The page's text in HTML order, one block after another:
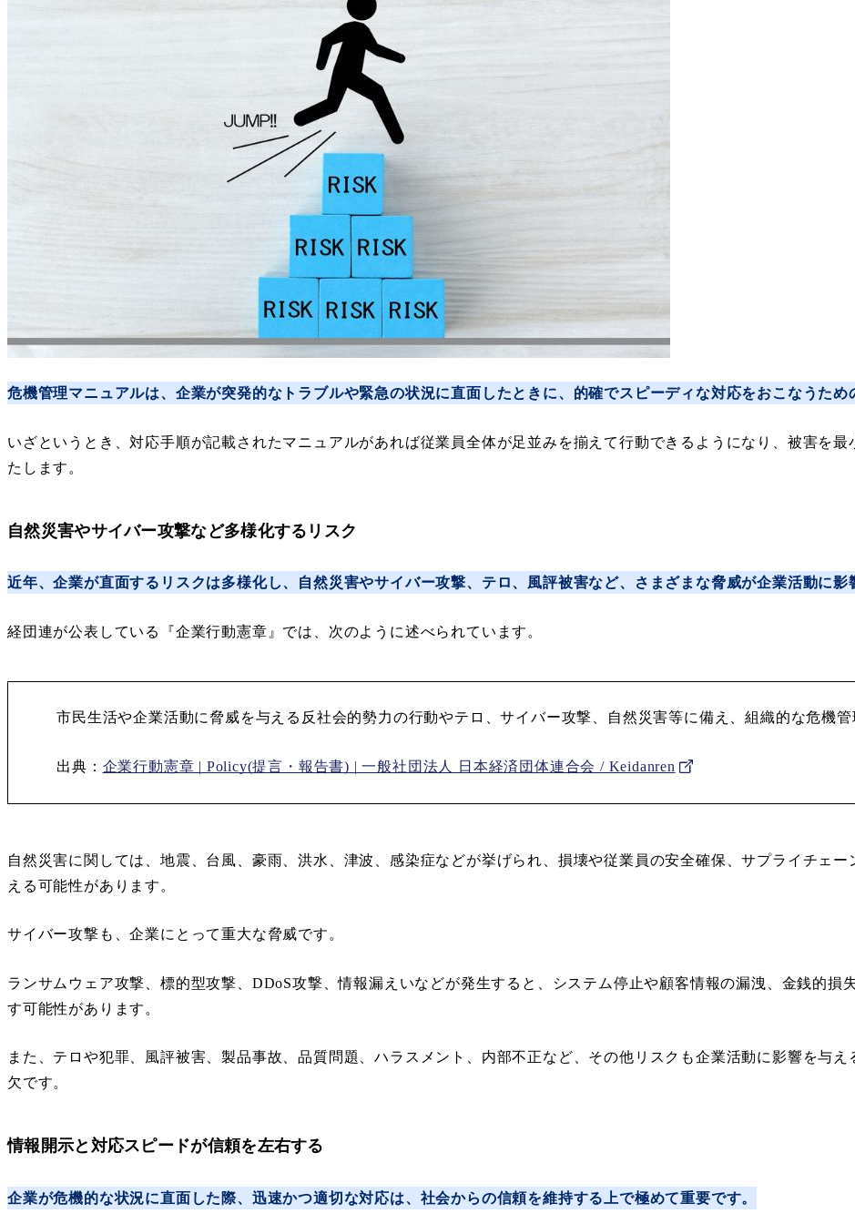
危機管理マニュアルは、企業が突発的なトラブルや緊急の状況に直面したときに、的確でスピーディな対応をおこなうた
いざというとき、対応手順が記載されたマニュアルがあれば従業員全体が足並みを揃えて行動できるようになり、被害を
たします。
自然災害やサイバー攻撃など多様化するリスク
近年、企業が直面するリスクは多様化し、自然災害やサイバー攻撃、テロ、風評被害など、さまざまな脅威が企業活動に影
経団連が公表している『企業行動憲章』では、次のように述べられています。
市民生活や企業活動に脅威を与える反社会的勢力の行動やテロ、サイバー攻撃、自然災害等に備え、組織的な危機管
出典： 企業行動憲章 | Policy(提言・報告書) | 一般社団法人 日本経済団体連合会 / Keidanren
自然災害に関しては、地震、台風、豪雨、洪水、津波、感染症などが挙げられ、損壊や従業員の安全確保、サプライチェ
える可能性があります。
サイバー攻撃も、企業にとって重大な脅威です。
ランサムウェア攻撃、標的型攻撃、DDoS攻撃、情報漏えいなどが発生すると、システム停止や顧客情報の漏洩、金銭的損
す可能性があります。
また、テロや犯罪、風評被害、製品事故、品質問題、ハラスメント、内部不正など、その他リスクも企業活動に影響を与
欠です。
情報開示と対応スピードが信頼を左右する
企業が危機的な状況に直面した際、迅速かつ適切な対応は、社会からの信頼を維持する上で極めて重要です。